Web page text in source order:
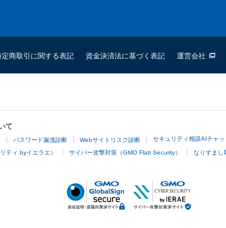
定商取引に関する表記 資金決済法に基づく表記 運営会社
て
パスワード漏洩診断 Webサイトリスク診断 セキュリティ相談AIチャッ
ティ byイエラエ） サイバー攻撃対策（GMO Flatt Security） なりすまし